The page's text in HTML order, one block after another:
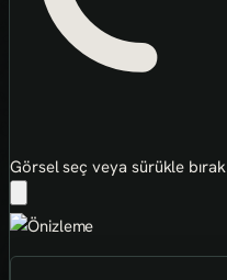
Görsel seç veya sürükle bırak